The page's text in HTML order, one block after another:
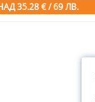
35.28 € / 69 ЛВ.